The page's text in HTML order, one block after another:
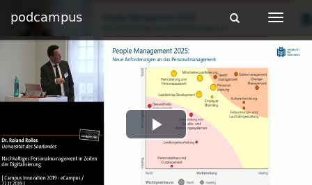
podcampus
Toggle
Toggle
Play
Video